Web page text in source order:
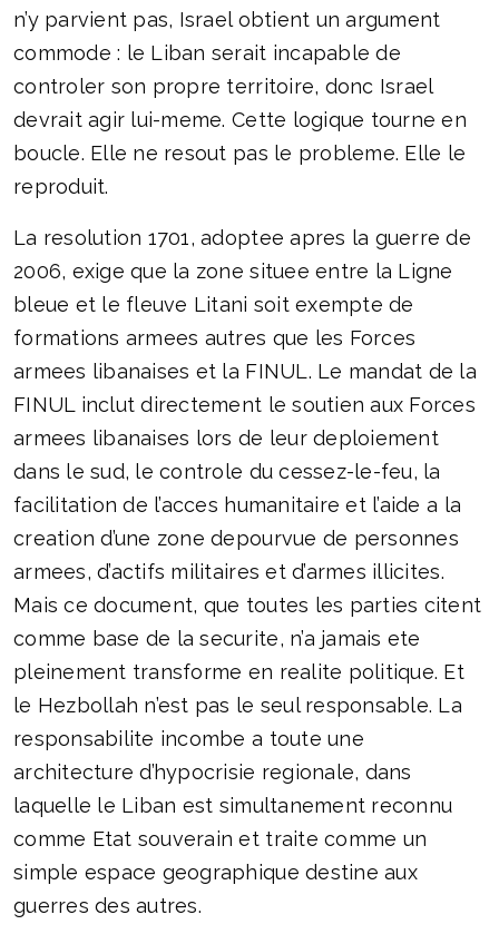
n’y parvient pas, Israel obtient un argument
commode : le Liban serait incapable de
controler son propre territoire, donc Israel
devrait agir lui-meme. Cette logique tourne en
boucle. Elle ne resout pas le probleme. Elle le
reproduit.
La resolution 1701, adoptee apres la guerre de
2006, exige que la zone situee entre la Ligne
bleue et le fleuve Litani soit exempte de
formations armees autres que les Forces
armees libanaises et la FINUL. Le mandat de la
FINUL inclut directement le soutien aux Forces
armees libanaises lors de leur deploiement
dans le sud, le controle du cessez-le-feu, la
facilitation de l’acces humanitaire et l’aide a la
creation d’une zone depourvue de personnes
armees, d’actifs militaires et d’armes illicites.
Mais ce document, que toutes les parties citent
comme base de la securite, n’a jamais ete
pleinement transforme en realite politique. Et
le Hezbollah n’est pas le seul responsable. La
responsabilite incombe a toute une
architecture d’hypocrisie regionale, dans
laquelle le Liban est simultanement reconnu
comme Etat souverain et traite comme un
simple espace geographique destine aux
guerres des autres.